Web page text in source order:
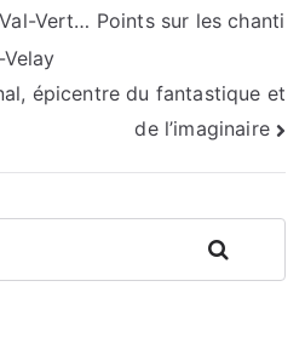
Vert… Points sur les chanti
épicentre du fantastique et
de l’imaginaire
Rechercher